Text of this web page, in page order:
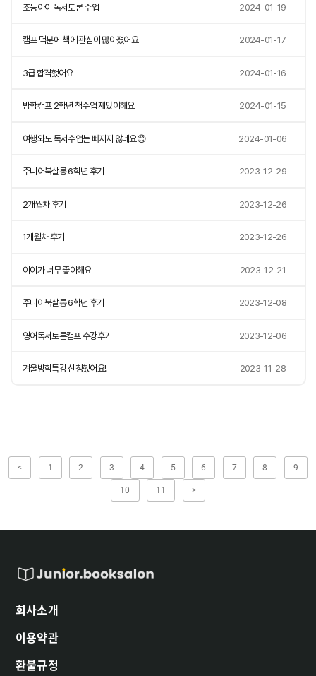
초등아이 독서토론 수업 2024-01-19
캠프 덕분에 책에 관심이 많아졌어요 2024-01-17
3급 합격했어요 2024-01-16
방학캠프 2학년 책수업 재밌어해요 2024-01-15
여행와도 독서수업는 빠지지 않네요😊 2024-01-06
주니어북살롱 6학년 후기 2023-12-29
2개월차 후기 2023-12-26
1개월차 후기 2023-12-26
아이가 너무 좋아해요 2023-12-21
주니어북살롱 6학년 후기 2023-12-08
영어독서토론캠프 수강후기 2023-12-06
겨울방학특강 신청했어요! 2023-11-28
< 1 2 3 4 5 6 7 8 9
10 11 >
회사소개
이용약관
환불규정